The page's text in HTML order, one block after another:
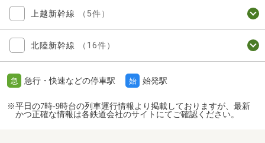
上越新幹線 （5件）
北陸新幹線 （16件）
急 急行・快速などの停車駅 始 始発駅
※平日の7時-9時台の列車運行情報より掲載しておりますが、最新
かつ正確な情報は各鉄道会社のサイトにてご確認ください。